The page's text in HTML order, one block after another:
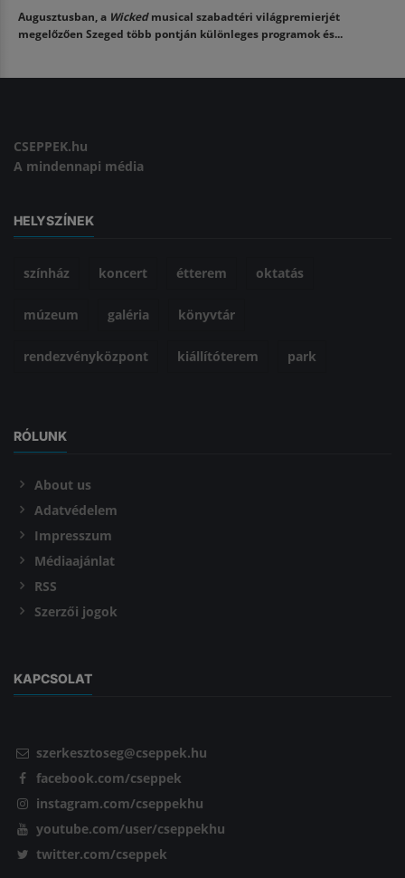
Augusztusban, a Wickedmusical szabadtéri világpremierjét
megelőzően Szeged több pontján különleges programok és...
CSEPPEK.hu
A mindennapi média
HELYSZÍNEK
színház koncert étterem oktatás
múzeum galéria könyvtár
rendezvényközpont kiállítóterem park
RÓLUNK
About us
Adatvédelem
Impresszum
Médiaajánlat
RSS
Szerzői jogok
KAPCSOLAT
szerkesztoseg@cseppek.hu
facebook.com/cseppek
instagram.com/cseppekhu
youtube.com/user/cseppekhu
twitter.com/cseppek